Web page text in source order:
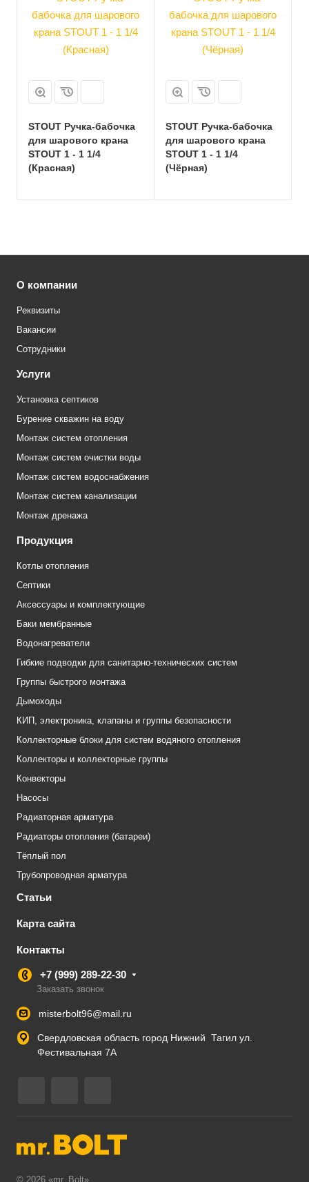
STOUT Ручка-бабочка
для шарового крана
STOUT 1 - 1 1/4
(Красная)
STOUT Ручка-бабочка
для шарового крана
STOUT 1 - 1 1/4
(Чёрная)
О компании
Реквизиты
Вакансии
Сотрудники
Услуги
Установка септиков
Бурение скважин на воду
Монтаж систем отопления
Монтаж систем очистки воды
Монтаж систем водоснабжения
Монтаж систем канализации
Монтаж дренажа
Продукция
Котлы отопления
Септики
Аксессуары и комплектующие
Баки мембранные
Водонагреватели
Гибкие подводки для санитарно-технических систем
Группы быстрого монтажа
Дымоходы
КИП, электроника, клапаны и группы безопасности
Коллекторные блоки для систем водяного отопления
Коллекторы и коллекторные группы
Конвекторы
Насосы
Радиаторная арматура
Радиаторы отопления (батареи)
Тёплый пол
Трубопроводная арматура
Статьи
Карта сайта
Контакты
+7 (999) 289-22-30
Заказать звонок
misterbolt96@mail.ru
Свердловская область город Нижний Тагил ул.
Фестивальная 7А
© 2026 «mr. Bolt»